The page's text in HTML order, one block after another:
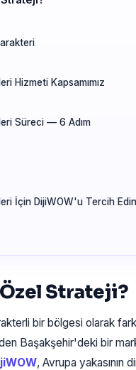
Hizmeti Kapsamımız
Süreci — 6 Adım
İçin DijiWOW'u Tercih Edin
Strateji?
bir bölgesi olarak
Başakşehir'deki bir
, Avrupa yakasının